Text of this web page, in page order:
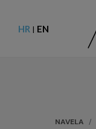
HR | EN
NAVELA